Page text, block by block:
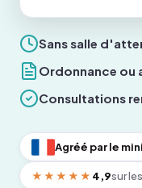
Sans salle
Ordonnance ou
Consultations
Agréé par le
★★★★★ 4,9sur